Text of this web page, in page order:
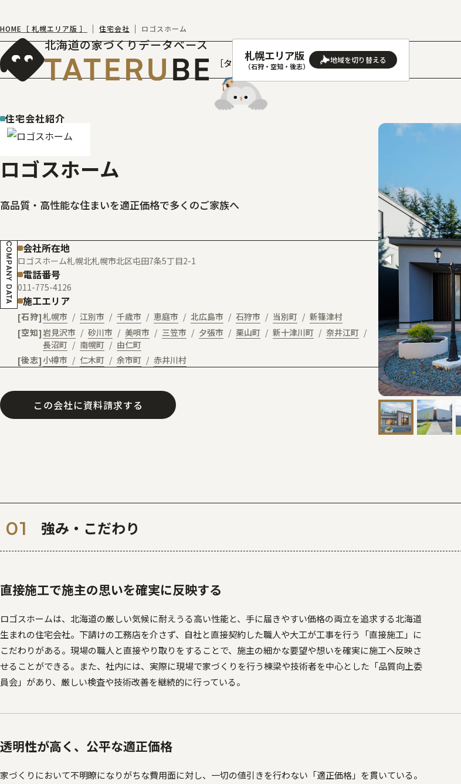
北海道の家づくりデータベース
［タテルベ］
札幌エリア版
（石狩・空知・後志）
AREA
HOME［ 札幌エリア版 ］ 住宅会社 ロゴスホーム
住宅会社紹介
ロゴスホーム
高品質・高性能な住まいを適正価格で多くのご家族へ
COMPANY DATA 会社所在地
ロゴスホーム札幌北札幌市北区屯田7条5丁目2-1
電話番号
011-775-4126
施工エリア
石狩 札幌市 江別市 千歳市 恵庭市 北広島市 石狩市 当別町
新篠津村
空知 岩見沢市 砂川市 美唄市 三笠市 夕張市 栗山町 新十津川町
奈井江町
長沼町
南幌町
由仁町
後志 小樽市 仁木町 余市町 赤井川村
この会社に資料請求する
強み・こだわり
直接施工で施主の思いを確実に反映する
ロゴスホームは、北海道の厳しい気候に耐えうる高い性能と、手に届きやすい価格の両立を追求する北海道
生まれの住宅会社。下請けの工務店を介さず、自社と直接契約した職人や大工が工事を行う「直接施工」に
こだわりがある。現場の職人と直接やり取りをすることで、施主の細かな要望や想いを確実に施工へ反映さ
せることができる。また、社内には、実際に現場で家づくりを行う棟梁や技術者を中心とした「品質向上委
員会」があり、厳しい検査や技術改善を継続的に行っている。
透明性が高く、公平な適正価格
家づくりにおいて不明瞭になりがちな費用面に対し、一切の値引きを行わない「適正価格」を貫いている。